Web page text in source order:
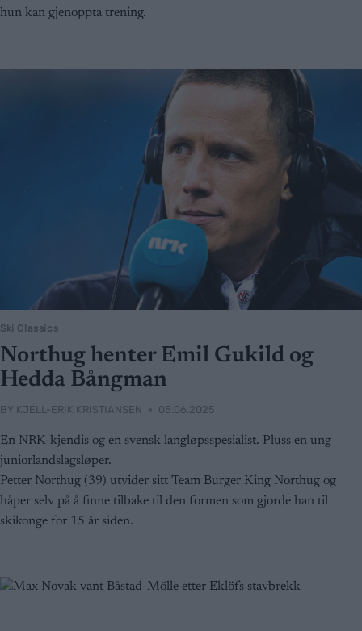
hun kan gjenoppta trening.
Ski Classics
Northug henter Emil Gukild og
Hedda Bångman
BY KJELL-ERIK KRISTIANSEN 05.06.2025
En NRK-kjendis og en svensk langløpsspesialist. Pluss en ung
juniorlandslagsløper.
Petter Northug (39) utvider sitt Team Burger King Northug og
håper selv på å finne tilbake til den formen som gjorde han til
skikonge for 15 år siden.